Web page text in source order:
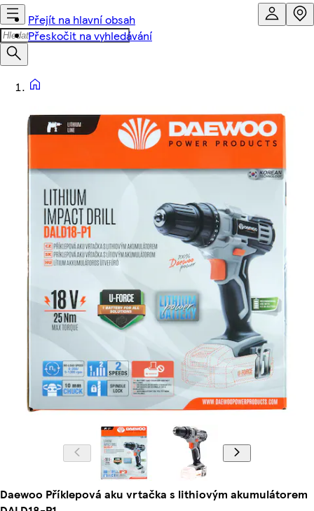
Přejít na hlavní obsah
Přeskočit na vyhledávání
Daewoo Příklepová aku vrtačka s lithiovým akumulátorem